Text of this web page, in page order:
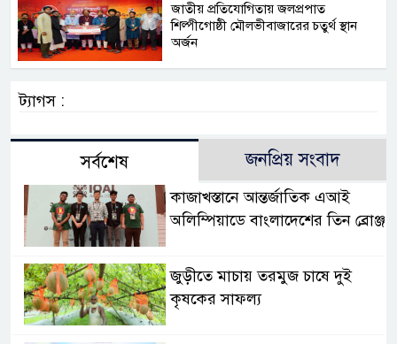
জাতীয় প্রতিযোগিতায় জলপ্রপাত
শিল্পীগোষ্ঠী মৌলভীবাজারের চতুর্থ স্থান
অর্জন
ট্যাগস :
সর্বশেষ জনপ্রিয় সংবাদ
কাজাখস্তানে আন্তর্জাতিক এআই
অলিম্পিয়াডে বাংলাদেশের তিন ব্রোঞ্জ
জুড়ীতে মাচায় তরমুজ চাষে দুই
কৃষকের সাফল্য